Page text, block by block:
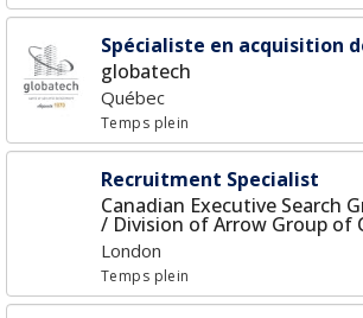
Spécialiste en acquisition
globatech
Québec
Temps plein
Recruitment Specialist
Canadian Executive Search
/ Division of Arrow Group of
London
Temps plein